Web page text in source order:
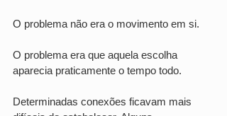
O problema não era o movimento em si.
O problema era que aquela escolha
aparecia praticamente o tempo todo.
Determinadas conexões ficavam mais